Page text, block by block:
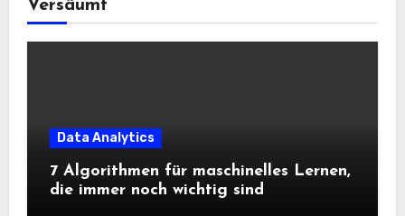
Versäumt
Data Analytics
7 Algorithmen für maschinelles Lernen,
die immer noch wichtig sind